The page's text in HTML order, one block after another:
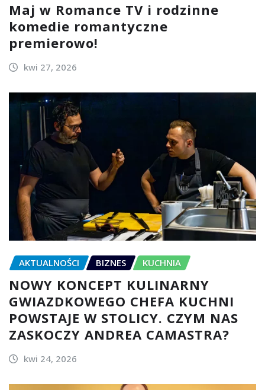
Maj w Romance TV i rodzinne
komedie romantyczne
premierowo!
kwi 27, 2026
AKTUALNOŚCI BIZNES KUCHNIA
NOWY KONCEPT KULINARNY
GWIAZDKOWEGO CHEFA KUCHNI
POWSTAJE W STOLICY. CZYM NAS
ZASKOCZY ANDREA CAMASTRA?
kwi 24, 2026